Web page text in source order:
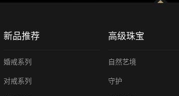
新品推荐
婚戒系列
对戒系列
高级珠宝
自然艺境
守护